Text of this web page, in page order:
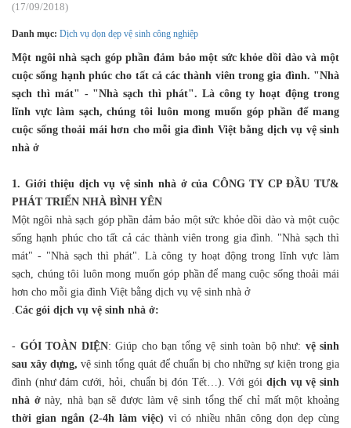
(17/09/2018)
Danh mục: Dịch vụ dọn dẹp vệ sinh công nghiệp
Một ngôi nhà sạch góp phần đảm bảo một sức khỏe dồi dào và một
cuộc sống hạnh phúc cho tất cả các thành viên trong gia đình. "Nhà
sạch thì mát" - "Nhà sạch thì phát". Là công ty hoạt động trong
lĩnh vực làm sạch, chúng tôi luôn mong muốn góp phần để mang
cuộc sống thoải mái hơn cho mỗi gia đình Việt bằng dịch vụ vệ sinh
nhà ở
1. Giới thiệu dịch vụ vệ sinh nhà ở của CÔNG TY CP ĐẦU TƯ&
PHÁT TRIỂN NHÀ BÌNH YÊN
Một ngôi nhà sạch góp phần đảm bảo một sức khỏe dồi dào và một cuộc
sống hạnh phúc cho tất cả các thành viên trong gia đình. "Nhà sạch thì
mát" - "Nhà sạch thì phát". Là công ty hoạt động trong lĩnh vực làm
sạch, chúng tôi luôn mong muốn góp phần để mang cuộc sống thoải mái
hơn cho mỗi gia đình Việt bằng dịch vụ vệ sinh nhà ở
.Các gói dịch vụ vệ sinh nhà ở:
- GÓI TOÀN DIỆN: Giúp cho bạn tổng vệ sinh toàn bộ như: vệ sinh
sau xây dựng, vệ sinh tổng quát để chuẩn bị cho những sự kiện trong gia
đình (như đám cưới, hỏi, chuẩn bị đón Tết…). Với gói dịch vụ vệ sinh
nhà ởnày, nhà bạn sẽ được làm vệ sinh tổng thế chỉ mất một khoảng
thời gian ngắn (2-4h làm việc) vì có nhiều nhân công dọn dẹp cùng